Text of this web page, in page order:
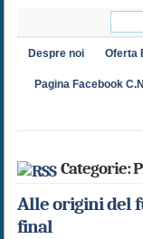
Despre noi Oferta
Pagina Facebook
Categorie:
Alle origini del
final